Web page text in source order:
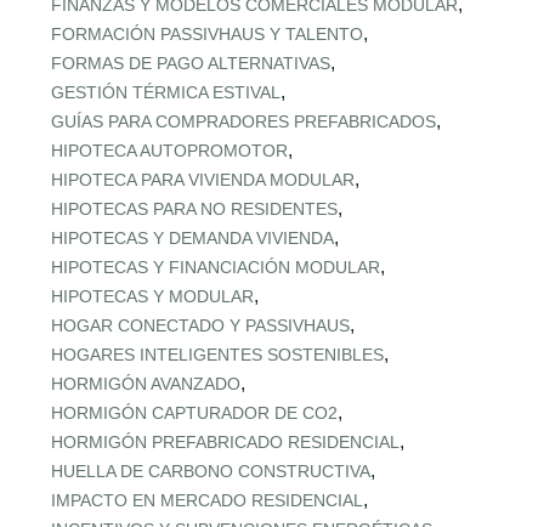
FINANZAS Y MODELOS COMERCIALES MODULAR,
FORMACIÓN PASSIVHAUS Y TALENTO,
FORMAS DE PAGO ALTERNATIVAS,
GESTIÓN TÉRMICA ESTIVAL ,
GUÍAS PARA COMPRADORES PREFABRICADOS,
HIPOTECA AUTOPROMOTOR,
HIPOTECA PARA VIVIENDA MODULAR,
HIPOTECAS PARA NO RESIDENTES,
HIPOTECAS Y DEMANDA VIVIENDA,
HIPOTECAS Y FINANCIACIÓN MODULAR,
HIPOTECAS Y MODULAR,
HOGAR CONECTADO Y PASSIVHAUS,
HOGARES INTELIGENTES SOSTENIBLES,
HORMIGÓN AVANZADO,
HORMIGÓN CAPTURADOR DE CO2,
HORMIGÓN PREFABRICADO RESIDENCIAL ,
HUELLA DE CARBONO CONSTRUCTIVA,
IMPACTO EN MERCADO RESIDENCIAL ,